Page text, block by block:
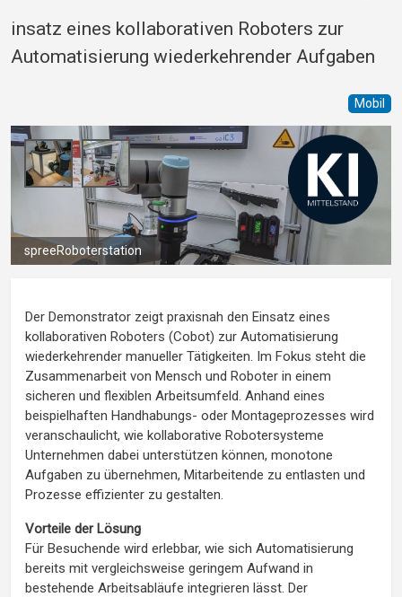
insatz eines kollaborativen Roboters zur
Automatisierung wiederkehrender Aufgaben
Mobil
spreeRoboterstation
Der Demonstrator zeigt praxisnah den Einsatz eines
kollaborativen Roboters (Cobot) zur Automatisierung
wiederkehrender manueller Tätigkeiten. Im Fokus steht die
Zusammenarbeit von Mensch und Roboter in einem
sicheren und flexiblen Arbeitsumfeld. Anhand eines
beispielhaften Handhabungs- oder Montageprozesses wird
veranschaulicht, wie kollaborative Robotersysteme
Unternehmen dabei unterstützen können, monotone
Aufgaben zu übernehmen, Mitarbeitende zu entlasten und
Prozesse effizienter zu gestalten.
Vorteile der Lösung
Für Besuchende wird erlebbar, wie sich Automatisierung
bereits mit vergleichsweise geringem Aufwand in
bestehende Arbeitsabläufe integrieren lässt. Der